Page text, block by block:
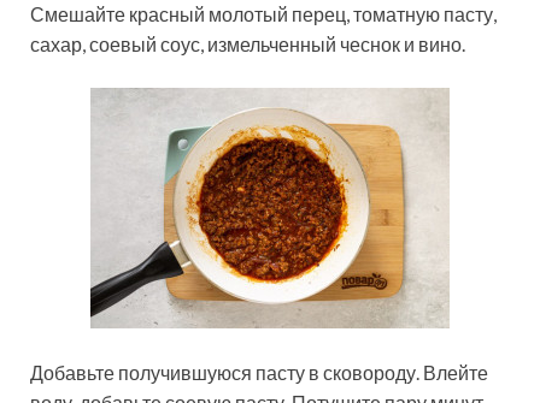
Смешайте красный молотый перец, томатную пасту,
сахар, соевый соус, измельченный чеснок и вино.
Добавьте получившуюся пасту в сковороду. Влейте